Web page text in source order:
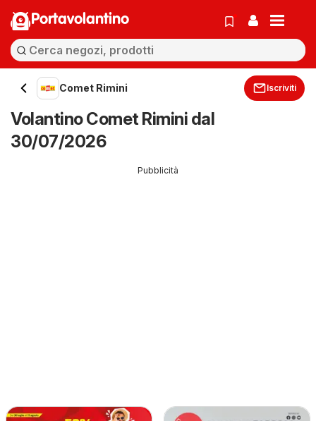
Portavolantino
Comet Rimini Iscriviti
Volantino Comet Rimini dal
30/07/2026
Pubblicità